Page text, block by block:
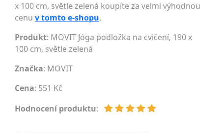
x 100 cm, světle zelená koupíte za velmi výhodnou
cenu v tomto e-shopu.
Produkt: MOVIT Jóga podložka na cvičení, 190 x
100 cm, světle zelená
Značka: MOVIT
Cena: 551 Kč
Hodnocení produktu: